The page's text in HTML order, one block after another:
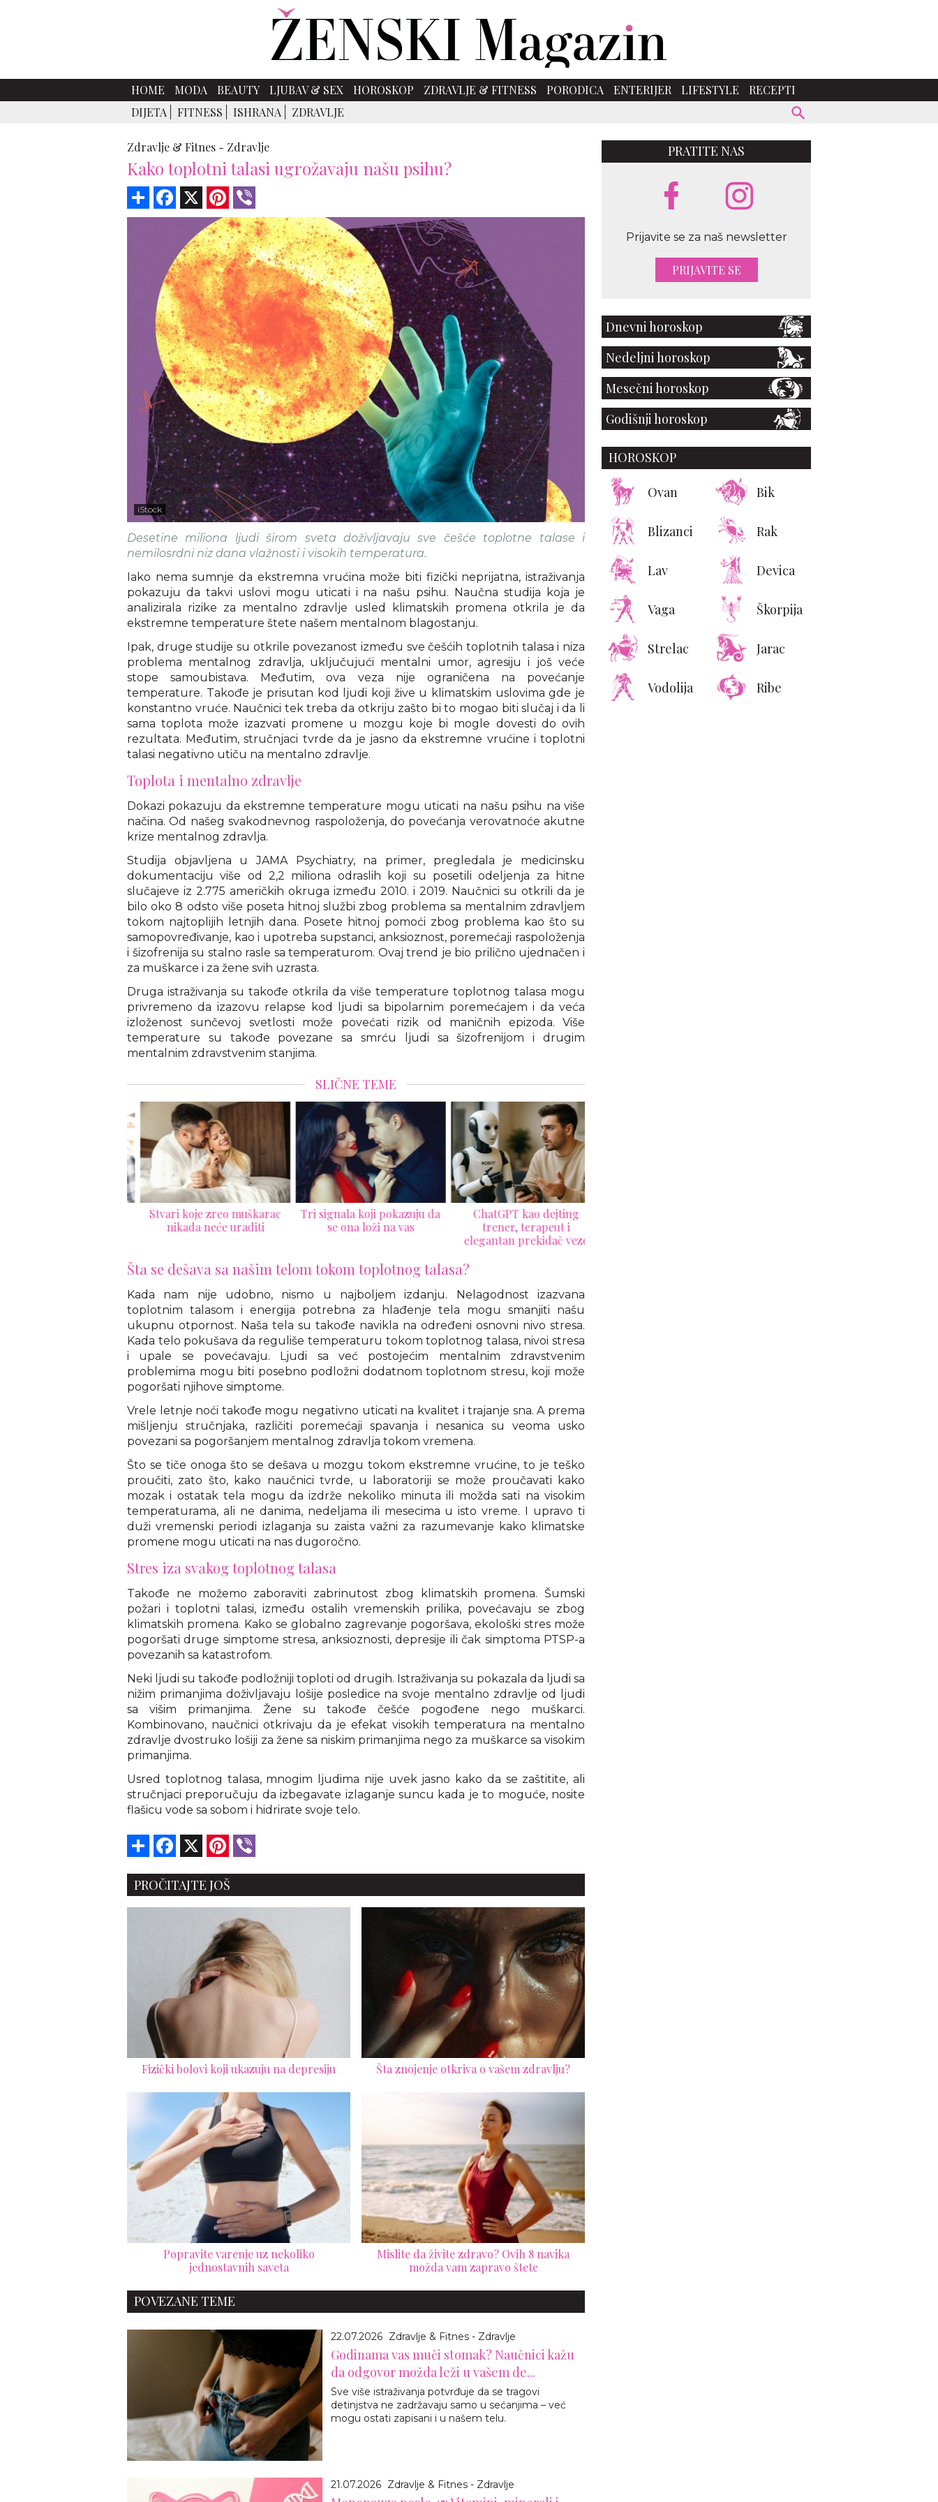
HOME MODA BEAUTY LJUBAV & SEX HOROSKOP ZDRAVLJE & FITNESS PORODICA ENTERIJER LIFESTYLE
RECEPTI
DIJETA
FITNESS ISHRANA ZDRAVLJE
Zdravlje & Fitnes - Zdravlje
Kako toplotni talasi ugrožavaju našu psihu?
Share Facebook Pinterest
iStock
Desetine miliona ljudi širom sveta doživljavaju sve češće toplotne talase i
nemilosrdni niz dana vlažnosti i visokih temperatura.
Iako nema sumnje da ekstremna vrućina može biti fizički neprijatna, istraživanja
pokazuju da takvi uslovi mogu uticati i na našu psihu. Naučna studija koja je
analizirala rizike za mentalno zdravlje usled klimatskih promena otkrila je da
ekstremne temperature štete našem mentalnom blagostanju.
Ipak, druge studije su otkrile povezanost između sve češćih toplotnih talasa i niza
problema mentalnog zdravlja, uključujući mentalni umor, agresiju i još veće
stope samoubistava. Međutim, ova veza nije ograničena na povećanje
temperature. Takođe je prisutan kod ljudi koji žive u klimatskim uslovima gde je
konstantno vruće. Naučnici tek treba da otkriju zašto bi to mogao biti slučaj i da li
sama toplota može izazvati promene u mozgu koje bi mogle dovesti do ovih
rezultata. Međutim, stručnjaci tvrde da je jasno da ekstremne vrućine i toplotni
talasi negativno utiču na mentalno zdravlje.
Toplota i mentalno zdravlje
Dokazi pokazuju da ekstremne temperature mogu uticati na našu psihu na više
načina. Od našeg svakodnevnog raspoloženja, do povećanja verovatnoće akutne
krize mentalnog zdravlja.
Studija objavljena u JAMA Psychiatry, na primer, pregledala je medicinsku
dokumentaciju više od 2,2 miliona odraslih koji su posetili odeljenja za hitne
slučajeve iz 2.775 američkih okruga između 2010. i 2019. Naučnici su otkrili da je
bilo oko 8 odsto više poseta hitnoj službi zbog problema sa mentalnim zdravljem
tokom najtoplijih letnjih dana. Posete hitnoj pomoći zbog problema kao što su
samopovređivanje, kao i upotreba supstanci, anksioznost, poremećaji raspoloženja
i šizofrenija su stalno rasle sa temperaturom. Ovaj trend je bio prilično ujednačen i
za muškarce i za žene svih uzrasta.
Druga istraživanja su takođe otkrila da više temperature toplotnog talasa mogu
privremeno da izazovu relapse kod ljudi sa bipolarnim poremećajem i da veća
izloženost sunčevoj svetlosti može povećati rizik od maničnih epizoda. Više
temperature su takođe povezane sa smrću ljudi sa šizofrenijom i drugim
mentalnim zdravstvenim stanjima.
SLIČNE TEME
Stvari koje zreo muškarac
nikada neće uraditi
Tri signala koji pokazuju da
se ona loži na vas
ChatGPT kao dejting
trener, terapeut i
elegantan prekidač veze
Šta se dešava sa našim telom tokom toplotnog talasa?
Kada nam nije udobno, nismo u najboljem izdanju. Nelagodnost izazvana
toplotnim talasom i energija potrebna za hlađenje tela mogu smanjiti našu
ukupnu otpornost. Naša tela su takođe navikla na određeni osnovni nivo stresa.
Kada telo pokušava da reguliše temperaturu tokom toplotnog talasa, nivoi stresa
i upale se povećavaju. Ljudi sa već postojećim mentalnim zdravstvenim
problemima mogu biti posebno podložni dodatnom toplotnom stresu, koji može
pogoršati njihove simptome.
Vrele letnje noći takođe mogu negativno uticati na kvalitet i trajanje sna. A prema
mišljenju stručnjaka, različiti poremećaji spavanja i nesanica su veoma usko
povezani sa pogoršanjem mentalnog zdravlja tokom vremena.
Što se tiče onoga što se dešava u mozgu tokom ekstremne vrućine, to je teško
proučiti, zato što, kako naučnici tvrde, u laboratoriji se može proučavati kako
mozak i ostatak tela mogu da izdrže nekoliko minuta ili možda sati na visokim
temperaturama, ali ne danima, nedeljama ili mesecima u isto vreme. I upravo ti
duži vremenski periodi izlaganja su zaista važni za razumevanje kako klimatske
promene mogu uticati na nas dugoročno.
Stres iza svakog toplotnog talasa
Takođe ne možemo zaboraviti zabrinutost zbog klimatskih promena. Šumski
požari i toplotni talasi, između ostalih vremenskih prilika, povećavaju se zbog
klimatskih promena. Kako se globalno zagrevanje pogoršava, ekološki stres može
pogoršati druge simptome stresa, anksioznosti, depresije ili čak simptoma PTSP-a
povezanih sa katastrofom.
Neki ljudi su takođe podložniji toploti od drugih. Istraživanja su pokazala da ljudi sa
nižim primanjima doživljavaju lošije posledice na svoje mentalno zdravlje od ljudi
sa višim primanjima. Žene su takođe češće pogođene nego muškarci.
Kombinovano, naučnici otkrivaju da je efekat visokih temperatura na mentalno
zdravlje dvostruko lošiji za žene sa niskim primanjima nego za muškarce sa visokim
primanjima.
Usred toplotnog talasa, mnogim ljudima nije uvek jasno kako da se zaštitite, ali
stručnjaci preporučuju da izbegavate izlaganje suncu kada je to moguće, nosite
flašicu vode sa sobom i hidrirate svoje telo.
Share Facebook Pinterest
PROČITAJTE JOŠ
Fizički bolovi koji ukazuju na depresiju Šta znojenje otkriva o vašem zdravlju?
Popravite varenje uz nekoliko
jednostavnih saveta
Mislite da živite zdravo? Ovih 8 navika
možda vam zapravo štete
POVEZANE TEME
22.07.2026 Zdravlje & Fitnes - Zdravlje
Godinama vas muči stomak? Naučnici kažu
da odgovor možda leži u vašem de...
Sve više istraživanja potvrđuje da se tragovi
detinjstva ne zadržavaju samo u sećanjima – već
mogu ostati zapisani i u našem telu.
21.07.2026 Zdravlje & Fitnes - Zdravlje
PRATITE NAS
Prijavite se za naš newsletter
PRIJAVITE SE
Dnevni horoskop
Nedeljni horoskop
Mesečni horoskop
Godišnji horoskop
HOROSKOP
Ovan Bik
Blizanci Rak
Lav Devica
Vaga Škorpija
Strelac Jarac
Vodolija Ribe